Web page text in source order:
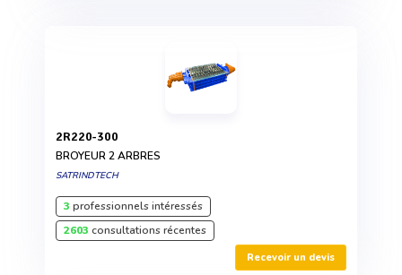
2R220-300
BROYEUR 2 ARBRES
SATRINDTECH
3 professionnels intéressés
2603 consultations récentes
Recevoir un devis